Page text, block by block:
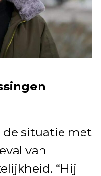
de situatie met
van
“Hij